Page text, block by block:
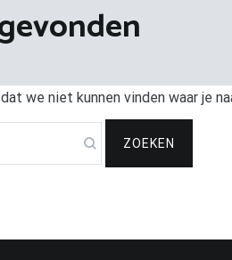
we niet kunnen vinden waar je